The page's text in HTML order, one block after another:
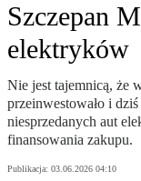
Szczepan
elektryków
Nie jest tajemnicą, że
przeinwestowało i
niesprzedanych aut
finansowania zakupu.
Publikacja: 03.06.2026 04:10